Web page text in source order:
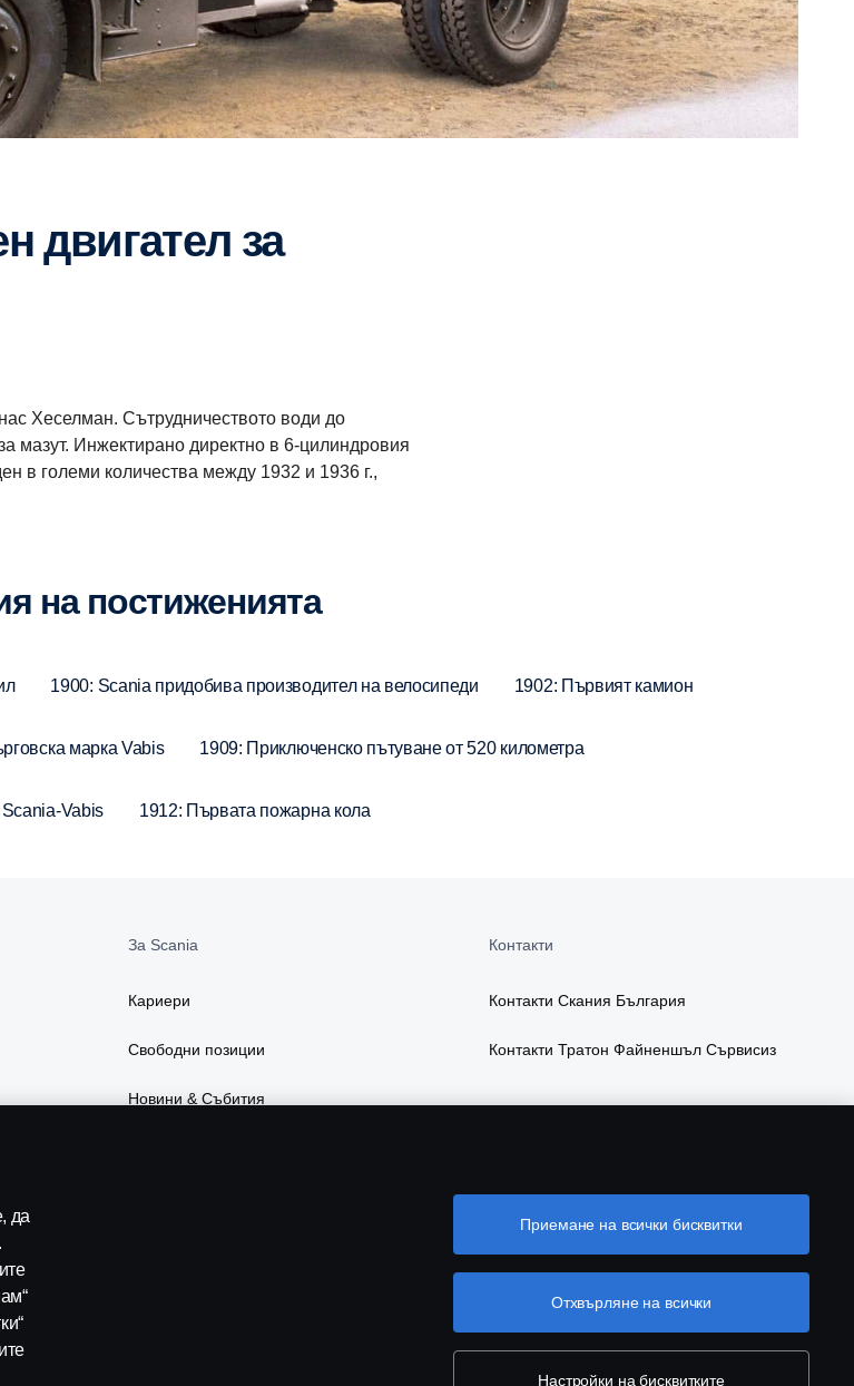
Хеселман. Сътрудничеството води до
мазут. Инжектирано директно в 6-цилиндровия
в големи количества между 1932 и 1936 г.,
на постиженията
1900: Scania придобива производител на велосипеди 1902: Първият камион
марка Vabis 1909: Приключенско пътуване от 520 километра
Vabis 1912: Първата пожарна кола
За Scania
Кариери
Свободни позиции
Новини & Събития
Контакти
Контакти Скания България
Контакти Тратон Файненшъл Сървисиз
да
Настройки на бисквитките
Отхвърляне на всички
Приемане на всички бисквитки